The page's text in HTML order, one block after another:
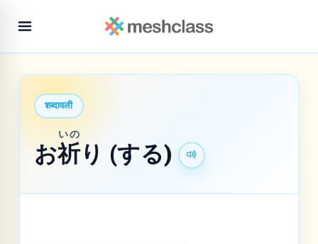
शब्दावली
お祈
いの
り (する)